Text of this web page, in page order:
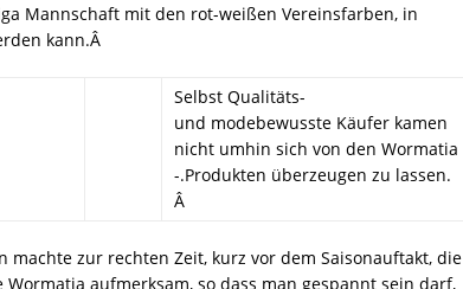
Mannschaft mit den rot-weißen Vereinsfarben, in
kann.Â
Selbst Qualitäts-
und modebewusste Käufer kamen
nicht umhin sich von den Wormatia
-.Produkten überzeugen zu lassen.
Â
machte zur rechten Zeit, kurz vor dem Saisonauftakt, die
aufmerksam, so dass man gespannt sein darf,